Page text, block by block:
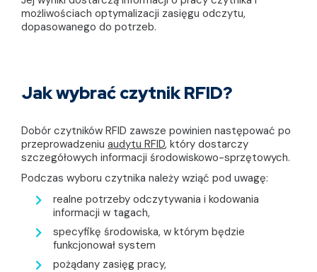
możliwościach optymalizacji zasięgu odczytu,
dopasowanego do potrzeb.
Jak wybrać czytnik RFID?
Dobór czytników RFID zawsze powinien następować po
przeprowadzeniu audytu RFID, który dostarczy
szczegółowych informacji środowiskowo-sprzętowych.
Podczas wyboru czytnika należy wziąć pod uwagę:
realne potrzeby odczytywania i kodowania
informacji w tagach,
specyfikę środowiska, w którym będzie
funkcjonował system
pożądany zasięg pracy,